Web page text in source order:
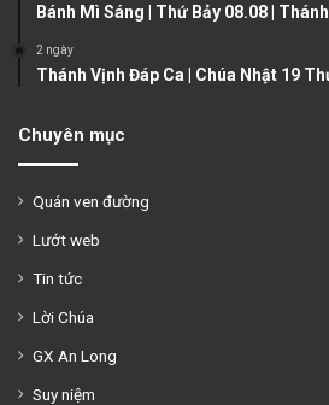
Bánh Mì Sáng | Thứ Bảy 08.08 |
2 ngày
Thánh Vịnh Đáp Ca | Chúa Nhật 19
Chuyên mục
Quán ven đường
Lướt web
Tin tức
Lời Chúa
GX An Long
Suy niệm